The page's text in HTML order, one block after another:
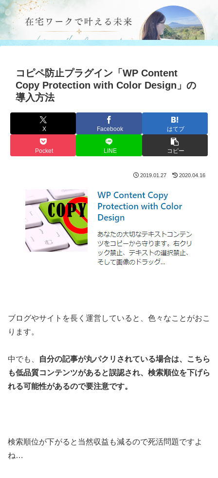
コピペ防止プラグイン「WP Content
Copy Protection with Color Design」の
導入方法
X Facebook はてブ
Pocket LINE コピー
2019.01.27 2020.04.16
ブログやサイトを長く運営していると、色々なことがおこ
ります。
中でも、
自分の記事が丸パクリされている場合は、こちら
も低品質コンテンツがあると誤認され、検索順位を下げら
れる可能性があるので要注意です。
検索順位が下がると当然収益も減るので死活問題ですよ
ね…